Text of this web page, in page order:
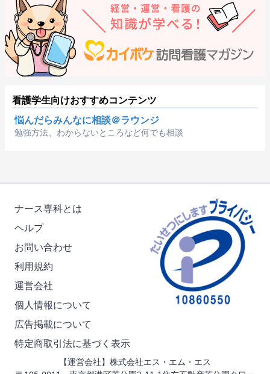
看護学生向けおすすめコンテンツ
悩んだらみんなに相談＠ラウンジ
勉強方法、わからないところなど何でも相談
ナース専科とは
ヘルプ
お問い合わせ
利用規約
運営会社
個人情報について
広告掲載について
特定商取引法に基づく表示
【運営会社】株式会社エス・エム・エス